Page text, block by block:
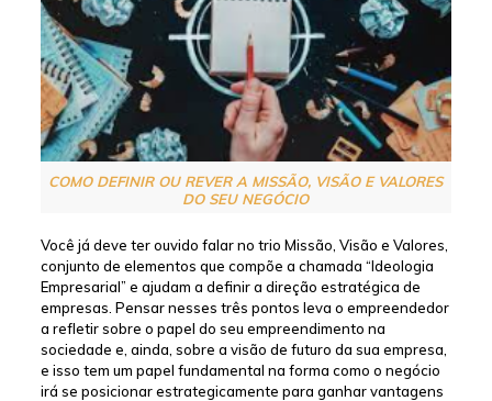
COMO DEFINIR OU REVER A MISSÃO, VISÃO E VALORES
DO SEU NEGÓCIO
Você já deve ter ouvido falar no trio Missão, Visão e Valores,
conjunto de elementos que compõe a chamada “Ideologia
Empresarial” e ajudam a definir a direção estratégica de
empresas. Pensar nesses três pontos leva o empreendedor
a refletir sobre o papel do seu empreendimento na
sociedade e, ainda, sobre a visão de futuro da sua empresa,
e isso tem um papel fundamental na forma como o negócio
irá se posicionar estrategicamente para ganhar vantagens